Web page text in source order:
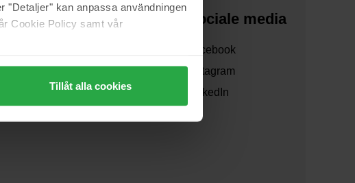
"Detaljer" kan anpassa användningen
Cookie Policy samt vår
Tillåt alla cookies
Over ons
Verzending
Sociale media
Facebook
Instagram
LinkedIn